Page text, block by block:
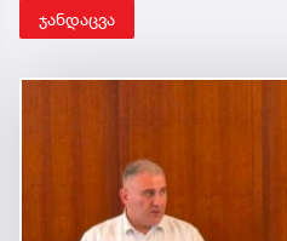
ჯანდაცვა